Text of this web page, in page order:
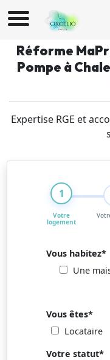
Réforme
Pompe à
Expertise RGE et
1
Votre
logement
Vous habitez*
Une
Vous êtes*
Locataire
Votre statut*